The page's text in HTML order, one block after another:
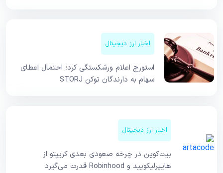
اخبار ارز دیجیتال
استورج اعلام ورشکستگی کرد؛ احتمال اعطای
سهام به دارندگان توکن STORJ
اخبار ارز دیجیتال
بیت‌کوین در چرخه صعودی بعدی کریپتو از
هایپرلیکویید و Robinhood قدرت می‌گیرد